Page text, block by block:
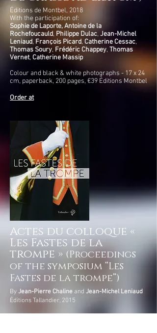
Éditions de Montbel, 2018
With the participation of:
Sophie de Laporte,Antoine de la
Rochefoucauld, Philippe Dulac, Jean-Michel
Leniaud, François Picard, Catherine Cessac,
Thomas Soury, Frédéric Chappey, Thomas
Vernet, Catherine Massip
Colour and black & white photographs - 17 x 24
cm, paperback, 200 pages, €39 Éditions Montbel
Order at
Actes du colloque «
Les Fastes de la
trompe » (Proceedings
of the symposium “Les
Fastes de la trompe”)
By Jean-Pierre Chaline and Jean-Michel Leniaud
Éditions Tallandier, 2015